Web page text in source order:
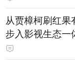
从贾樟柯刷红
步入影视生态一